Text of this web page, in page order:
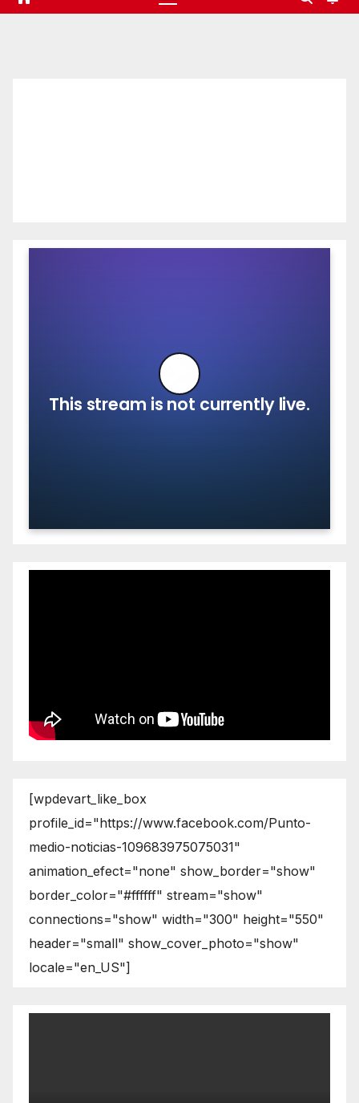
[wpdevart_like_box
profile_id="https://www.facebook.com/Punto-
medio-noticias-109683975075031"
animation_efect="none" show_border="show"
border_color="#ffffff" stream="show"
connections="show" width="300" height="550"
header="small" show_cover_photo="show"
locale="en_US"]